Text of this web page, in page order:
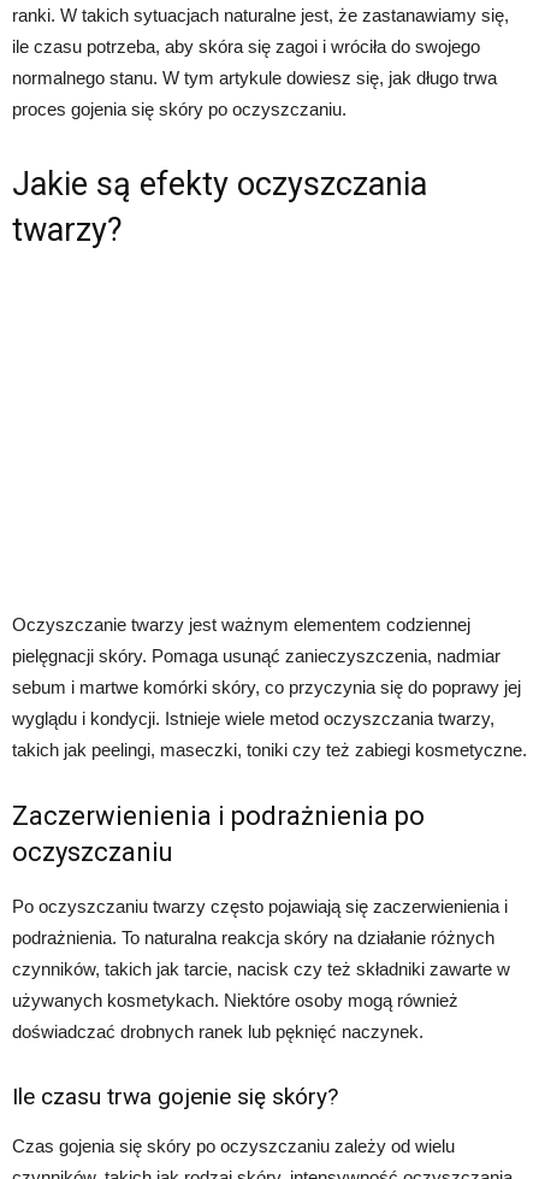
ranki. W takich sytuacjach naturalne jest, że zastanawiamy się,
ile czasu potrzeba, aby skóra się zagoi i wróciła do swojego
normalnego stanu. W tym artykule dowiesz się, jak długo trwa
proces gojenia się skóry po oczyszczaniu.
Jakie są efekty oczyszczania
twarzy?
Oczyszczanie twarzy jest ważnym elementem codziennej
pielęgnacji skóry. Pomaga usunąć zanieczyszczenia, nadmiar
sebum i martwe komórki skóry, co przyczynia się do poprawy jej
wyglądu i kondycji. Istnieje wiele metod oczyszczania twarzy,
takich jak peelingi, maseczki, toniki czy też zabiegi kosmetyczne.
Zaczerwienienia i podrażnienia po
oczyszczaniu
Po oczyszczaniu twarzy często pojawiają się zaczerwienienia i
podrażnienia. To naturalna reakcja skóry na działanie różnych
czynników, takich jak tarcie, nacisk czy też składniki zawarte w
używanych kosmetykach. Niektóre osoby mogą również
doświadczać drobnych ranek lub pęknięć naczynek.
Ile czasu trwa gojenie się skóry?
Czas gojenia się skóry po oczyszczaniu zależy od wielu